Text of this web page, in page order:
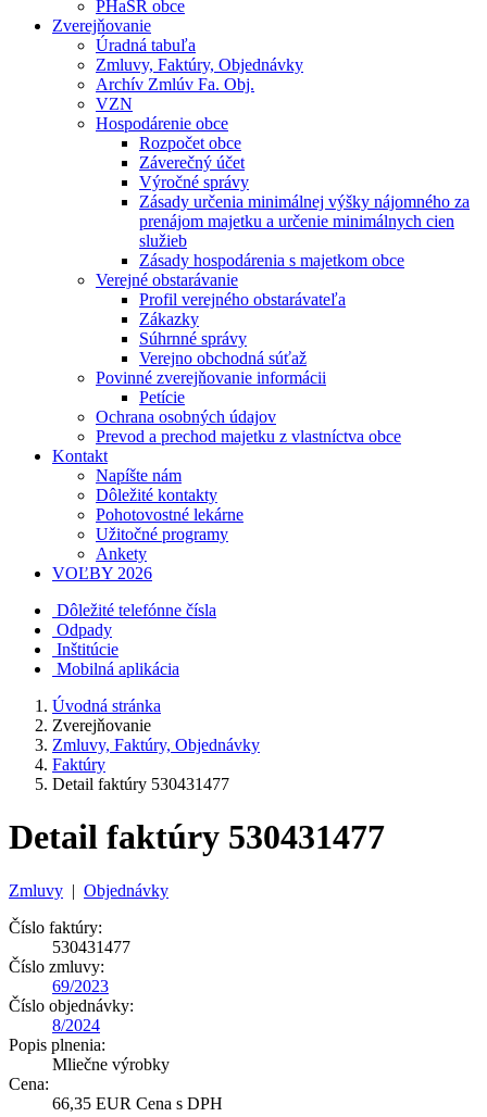
PHaSR obce
Zverejňovanie
Úradná tabuľa
Zmluvy, Faktúry, Objednávky
Archív Zmlúv Fa. Obj.
VZN
Hospodárenie obce
Rozpočet obce
Záverečný účet
Výročné správy
Zásady určenia minimálnej výšky nájomného za
prenájom majetku a určenie minimálnych cien
služieb
Zásady hospodárenia s majetkom obce
Verejné obstarávanie
Profil verejného obstarávateľa
Zákazky
Súhrnné správy
Verejno obchodná súťaž
Povinné zverejňovanie informácii
Petície
Ochrana osobných údajov
Prevod a prechod majetku z vlastníctva obce
Kontakt
Napíšte nám
Dôležité kontakty
Pohotovostné lekárne
Užitočné programy
Ankety
VOĽBY 2026
Dôležité telefónne čísla
Odpady
Inštitúcie
Mobilná aplikácia
Úvodná stránka
Zverejňovanie
Zmluvy, Faktúry, Objednávky
Faktúry
Detail faktúry 530431477
Detail faktúry 530431477
Zmluvy | Objednávky
Číslo faktúry:
530431477
Číslo zmluvy:
69/2023
Číslo objednávky:
8/2024
Popis plnenia:
Mliečne výrobky
Cena:
66,35 EUR Cena s DPH